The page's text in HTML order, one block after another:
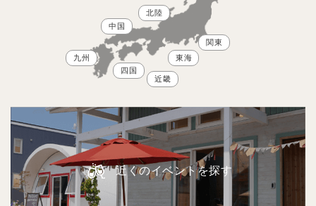
北陸
関東
東海
近畿
中国
四国
九州
近くのイベントを探す